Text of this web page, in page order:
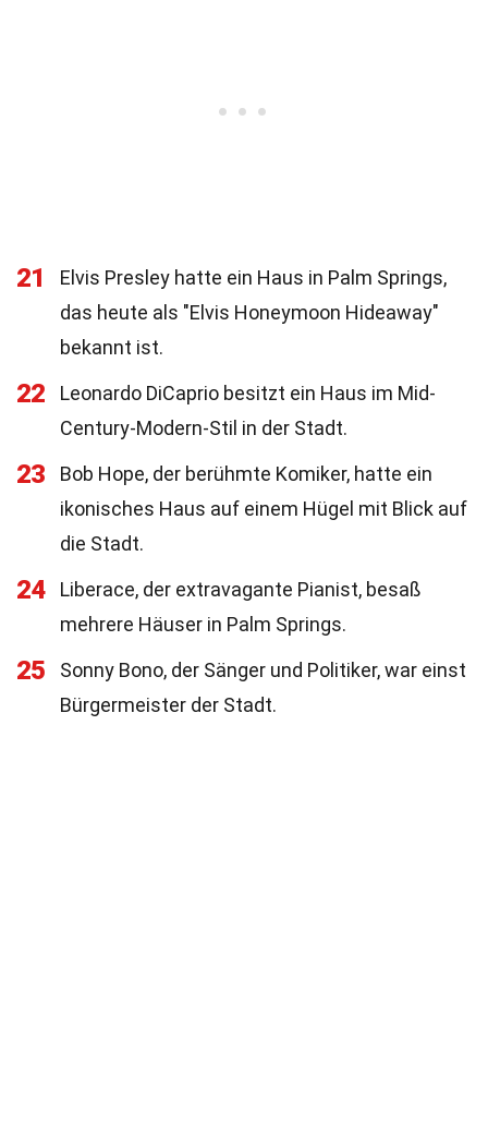
21
Elvis Presley hatte ein Haus in Palm Springs,
das heute als "Elvis Honeymoon Hideaway"
bekannt ist.
22
Leonardo DiCaprio besitzt ein Haus im Mid-
Century-Modern-Stil in der Stadt.
23
Bob Hope, der berühmte Komiker, hatte ein
ikonisches Haus auf einem Hügel mit Blick auf
die Stadt.
24
Liberace, der extravagante Pianist, besaß
mehrere Häuser in Palm Springs.
25
Sonny Bono, der Sänger und Politiker, war einst
Bürgermeister der Stadt.